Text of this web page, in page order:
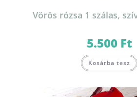
Vörös rózsa 1 szálas,
5.500 Ft
Kosárba tesz